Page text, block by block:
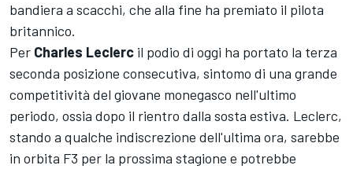
bandiera a scacchi, che alla fine ha premiato il pilota
britannico.
Per Charles Leclerc il podio di oggi ha portato la terza
seconda posizione consecutiva, sintomo di una grande
competitività del giovane monegasco nell'ultimo
periodo, ossia dopo il rientro dalla sosta estiva. Leclerc,
stando a qualche indiscrezione dell'ultima ora, sarebbe
in orbita F3 per la prossima stagione e potrebbe